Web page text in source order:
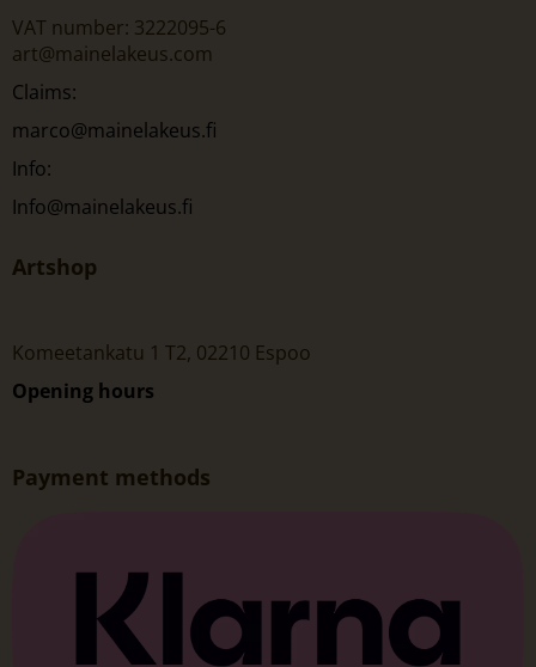
VAT number: 3222095-6
art@mainelakeus.com
Claims:
marco@mainelakeus.fi
Info:
Info@mainelakeus.fi
Artshop
Komeetankatu 1 T2, 02210 Espoo
Opening hours
Payment methods